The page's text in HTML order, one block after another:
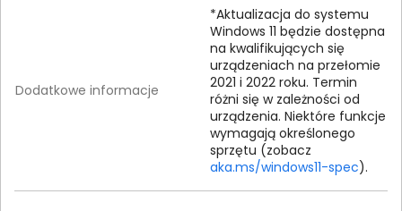
Dodatkowe informacje
*Aktualizacja do systemu
Windows 11 będzie dostępna
na kwalifikujących się
urządzeniach na przełomie
2021 i 2022 roku. Termin
różni się w zależności od
urządzenia. Niektóre funkcje
wymagają określonego
sprzętu (zobacz
aka.ms/windows11-spec).